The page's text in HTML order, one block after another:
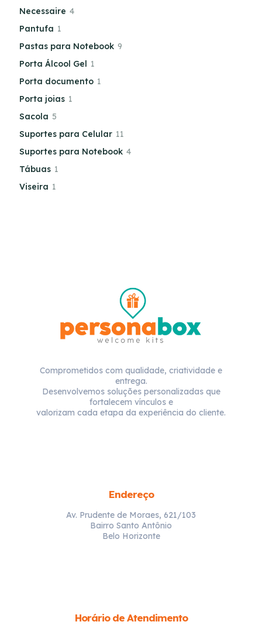
Necessaire 4
Pantufa 1
Pastas para Notebook 9
Porta Álcool Gel 1
Porta documento 1
Porta joias 1
Sacola 5
Suportes para Celular 11
Suportes para Notebook 4
Tábuas 1
Viseira 1
Comprometidos com qualidade, criatividade e
entrega.
Desenvolvemos soluções personalizadas que
fortalecem vínculos e
valorizam cada etapa da experiência do cliente.
Endereço
Av. Prudente de Moraes, 621/103
Bairro Santo Antônio
Belo Horizonte
Horário de Atendimento